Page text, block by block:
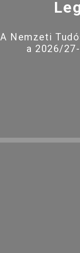
A Nemzeti
a 2026/